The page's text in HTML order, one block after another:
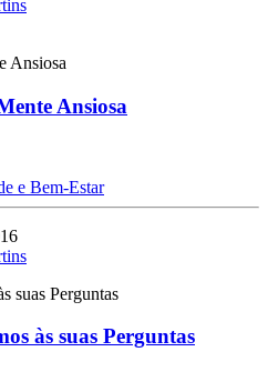
Ansiosa
e Bem-Estar
às suas Perguntas